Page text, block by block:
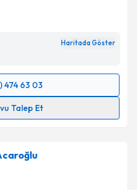
Haritada Göster
474 63 03
Talep Et
e-posta ile